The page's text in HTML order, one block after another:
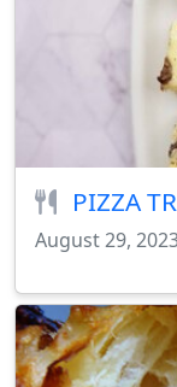
PIZZA
August 29,